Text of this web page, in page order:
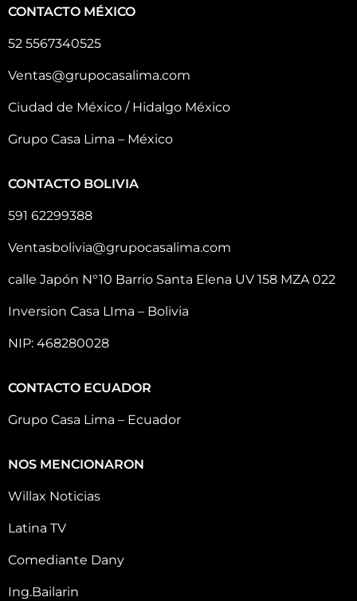
CONTACTO MÉXICO
52 5567340525
Ventas@grupocasalima.com
Ciudad de México / Hidalgo México
Grupo Casa Lima – México
CONTACTO BOLIVIA
591 62299388
Ventasbolivia@grupocasalima.com
calle Japón N°10 Barrio Santa Elena UV 158 MZA 022
Inversion Casa LIma – Bolivia
NIP: 468280028
CONTACTO ECUADOR
Grupo Casa Lima – Ecuador
NOS MENCIONARON
Willax Noticias
Latina TV
Comediante Dany
Ing.Bailarin